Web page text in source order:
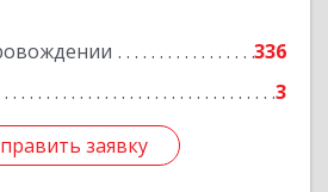
336
3
заявку
заявку